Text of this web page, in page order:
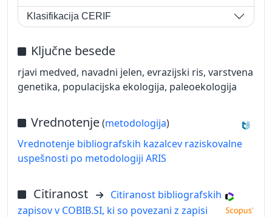
Klasifikacija CERIF
Ključne besede
rjavi medved, navadni jelen, evrazijski ris, varstvena
genetika, populacijska ekologija, paleoekologija
Vrednotenje(metodologija)
Vrednotenje bibliografskih kazalcev raziskovalne
uspešnosti po metodologiji ARIS
Citiranost
Citiranost bibliografskih
zapisov v COBIB.SI, ki so povezani z zapisi